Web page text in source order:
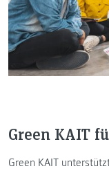
Green KAIT
Green KAIT